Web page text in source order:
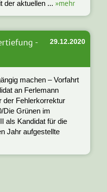
der aktuellen ...»mehr
29.12.2020
-
machen – Vorfahrt
an Ferlemann
der Fehlerkorrektur
Die Grünen im
als Kandidat für die
Jahr aufgestellte